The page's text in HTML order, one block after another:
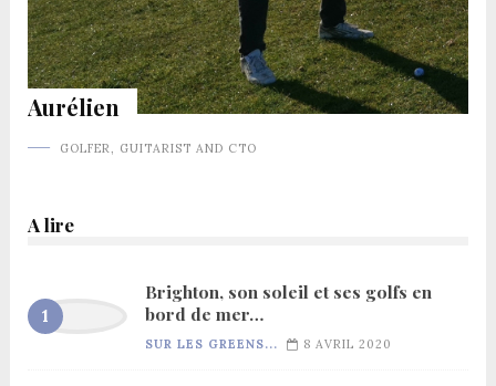
Aurélien
GOLFER, GUITARIST AND CTO
A lire
Brighton, son soleil et ses golfs en
bord de mer…
SUR LES GREENS... 8 AVRIL 2020